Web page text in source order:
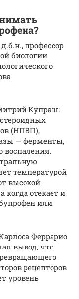
профессор
биологии
Купраш:
(НПВП),
— ферменты,
воспаления.
температурой
высокой
когда отекает и
или
Феррарио
вывод, что
рецепторов
уровень